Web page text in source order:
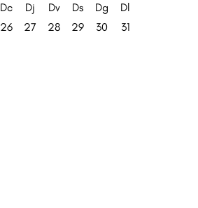
Dc
26
Dj
27
Dv
28
Ds
29
Dg
30
Dl
31